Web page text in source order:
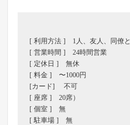
[ 利用方法 ] 1人、友人、同僚と
[ 営業時間 ] 24時間営業
[ 定休日 ] 無休
[ 料金 ] 〜1000円
[カード] 不可
[ 座席 ] 20席）
[ 個室 ] 無
[ 駐車場 ] 無